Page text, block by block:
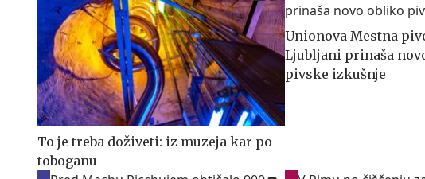
To je treba doživeti: iz muzeja kar po
toboganu
Unionova Mestna
Ljubljani prinaša
pivske izkušnje